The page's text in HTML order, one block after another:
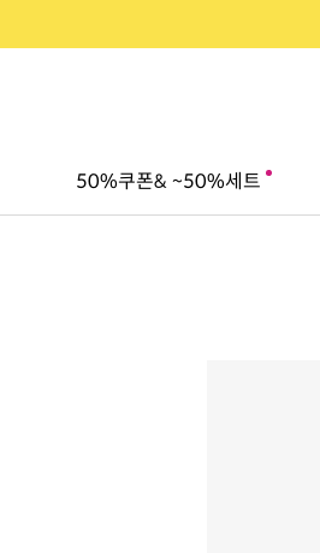
50%쿠폰& ~50%세트